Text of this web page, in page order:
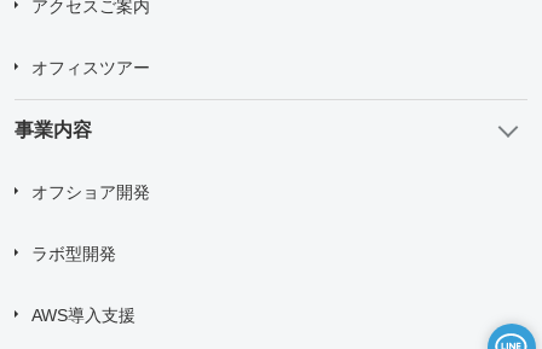
アクセスご案内
オフィスツアー
事業内容
オフショア開発
ラボ型開発
AWS導入支援